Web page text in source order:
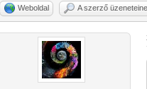
Weboldal A szerző